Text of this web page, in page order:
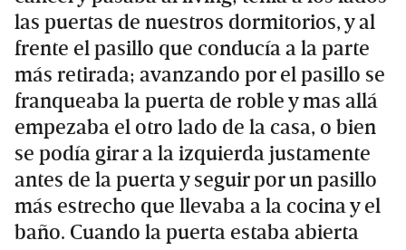
las puertas de nuestros dormitorios, y al
frente el pasillo que conducía a la parte
más retirada; avanzando por el pasillo se
franqueaba la puerta de roble y mas allá
empezaba el otro lado de la casa, o bien
se podía girar a la izquierda justamente
antes de la puerta y seguir por un pasillo
más estrecho que llevaba a la cocina y el
baño. Cuando la puerta estaba abierta